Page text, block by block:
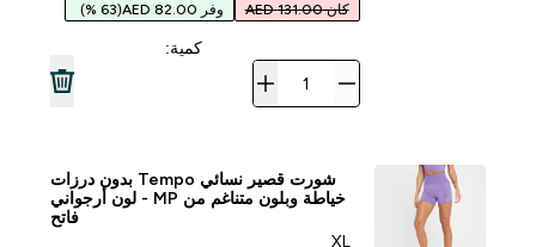
كان 131.00 AED وفر 82.00 AED (63 %)
كمية:
شورت قصير نسائي Tempo بدون درزات
خياطة وبلون متناغم من MP - لون أرجواني
فاتح
XL